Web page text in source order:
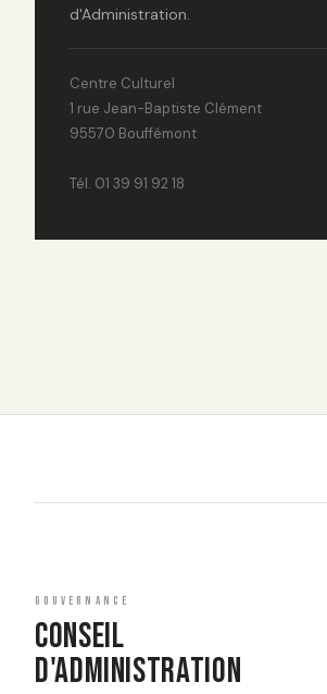
d'Administration.
Centre Culturel
1 rue Jean-Baptiste Clément
95570 Bouffémont
Tél. 01 39 91 92 18
GOUVERNANCE
CONSEIL
D'ADMINISTRATION